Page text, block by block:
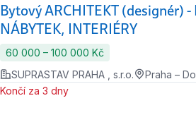
Bytový ARCHITEKT (designér) -
NÁBYTEK, INTERIÉRY
60 000 ‍–‍ 100 000 Kč
SUPRASTAV PRAHA , s.r.o.
Praha –
Končí za 3 dny